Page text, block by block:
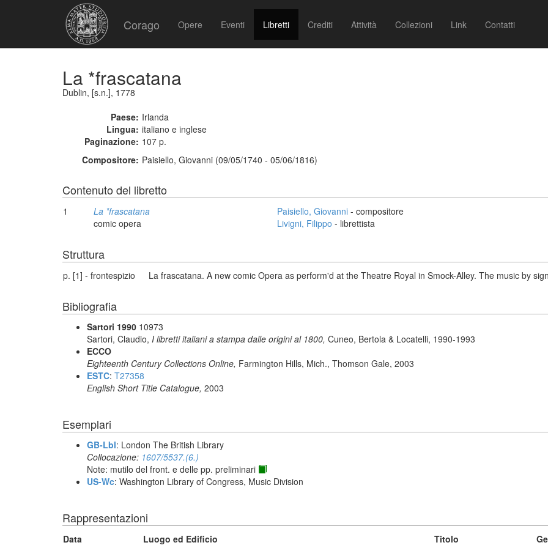
Corago Opere Eventi Libretti Crediti Attività Collezioni Link Contatti
La *frascatana
Dublin, [s.n.], 1778
Paese: Irlanda
Lingua: italiano e inglese
Paginazione: 107 p.
Compositore: Paisiello, Giovanni (09/05/1740 - 05/06/1816)
Contenuto del libretto
1
La *frascatana
comic opera
Paisiello, Giovanni - compositore
Livigni, Filippo - librettista
Struttura
p. [1] - frontespizio La frascatana. A new comic Opera as perform'd at the Theatre Royal in Smock-Alley. The music by
Bibliografia
Sartori 1990 10973
Sartori, Claudio, I libretti italiani a stampa dalle origini al 1800, Cuneo, Bertola & Locatelli, 1990-1993
ECCO
Eighteenth Century Collections Online, Farmington Hills, Mich., Thomson Gale, 2003
ESTC: T27358
English Short Title Catalogue, 2003
Esemplari
GB-Lbl: London The British Library
Collocazione: 1607/5537.(6.)
Note: mutilo del front. e delle pp. preliminari
US-Wc: Washington Library of Congress, Music Division
Rappresentazioni
Data Luogo ed Edificio Titolo